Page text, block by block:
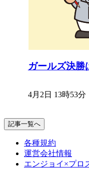
ガールズ決勝
4月2日 13時53分
記事一覧へ
各種規約
運営会社情報
エンジョイ×プロ